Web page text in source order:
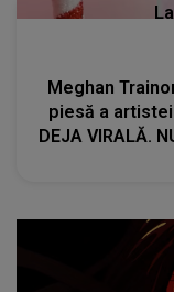
Meghan
piesă a
DEJA VIRALĂ.